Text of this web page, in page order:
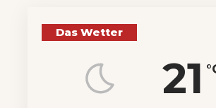
Das Wetter
21